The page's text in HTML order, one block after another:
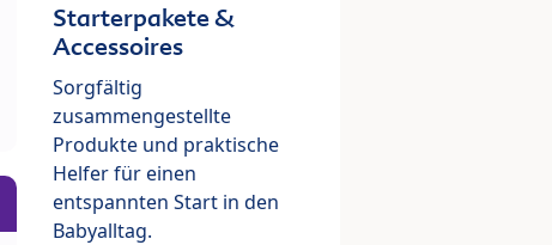
Starterpakete &
Accessoires
Sorgfältig
zusammengestellte
Produkte und praktische
Helfer für einen
entspannten Start in den
Babyalltag.